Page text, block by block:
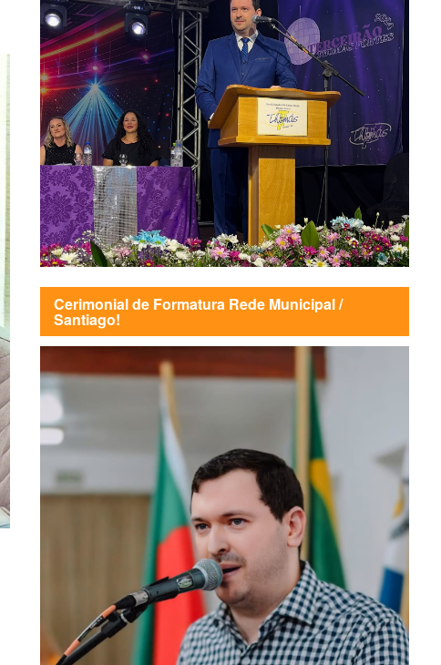
Cerimonial de Formatura Rede Municipal /
Santiago!